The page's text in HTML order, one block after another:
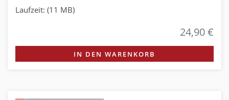
Laufzeit: (11 MB)
24,90 €
IN DEN WARENKORB